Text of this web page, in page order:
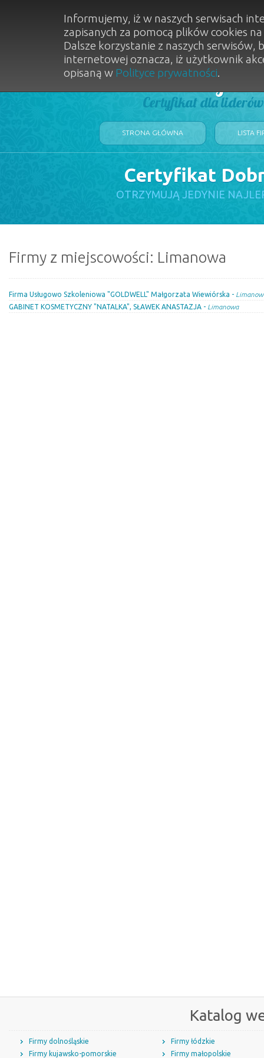
Dobry
Certyfikat dla
STRONA GŁÓWNA LISTA
Certyfikat
OTRZYMUJĄ JEDYNIE
Firmy z miejscowości: Limanowa
Firma Usługowo Szkoleniowa "GOLDWELL" Małgorzata Wiewiórska -
GABINET KOSMETYCZNY "NATALKA", SŁAWEK ANASTAZJA - Limanowa
Katalog
Firmy dolnośląskie
Firmy kujawsko-pomorskie
Firmy łódzkie
Firmy małopolskie
Informujemy, iż w naszych serwisach
zapisanych za pomocą plików cookies
Dalsze korzystanie z naszych
internetowej oznacza, iż użytkownik
opisaną w Polityce prywatności.